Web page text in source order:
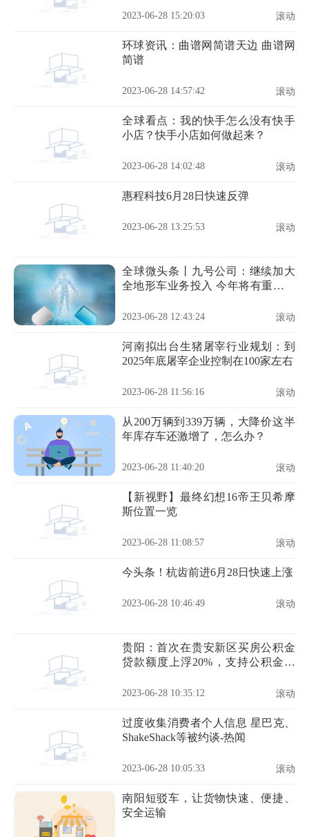
2023-06-28 15:20:03 滚动
环球资讯：曲谱网简谱天边 曲谱网
简谱
2023-06-28 14:57:42 滚动
全球看点：我的快手怎么没有快手
小店？快手小店如何做起来？
2023-06-28 14:02:48 滚动
惠程科技6月28日快速反弹
2023-06-28 13:25:53 滚动
全球微头条丨九号公司：继续加大
全地形车业务投入 今年将有重磅新
2023-06-28 12:43:24 滚动
河南拟出台生猪屠宰行业规划：到
2025年底屠宰企业控制在100家左右
2023-06-28 11:56:16 滚动
从200万辆到339万辆，大降价这半
年库存车还激增了，怎么办？
2023-06-28 11:40:20 滚动
【新视野】最终幻想16帝王贝希摩
斯位置一览
2023-06-28 11:08:57 滚动
今头条！杭齿前进6月28日快速上涨
2023-06-28 10:46:49 滚动
贵阳：首次在贵安新区买房公积金
贷款额度上浮20%，支持公积金既
2023-06-28 10:35:12 滚动
过度收集消费者个人信息 星巴克、
ShakeShack等被约谈-热闻
2023-06-28 10:05:33 滚动
南阳短驳车，让货物快速、便捷、
安全运输